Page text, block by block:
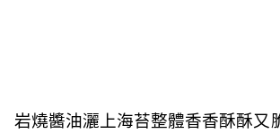
岩燒醬油灑上海苔整體香香酥酥又